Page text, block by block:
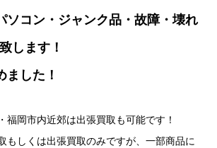
ソコン・ジャンク品・故障・壊れ
します！
ました！
福岡市内近郊は出張買取も可能です！
もしくは出張買取のみですが、一部商品に